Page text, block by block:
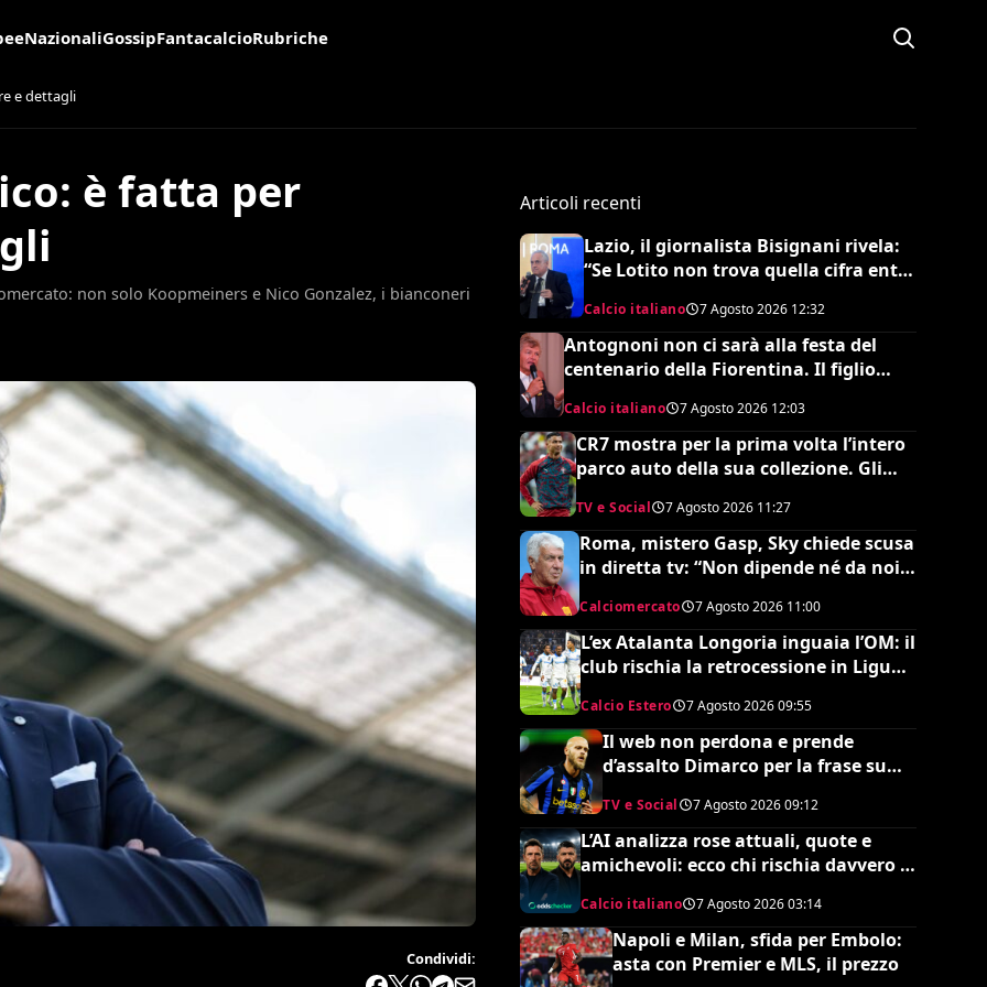
NazionaliGossipFantacalcioRubriche
e dettagli
è fatta per
non solo Koopmeiners e Nico Gonzalez, i bianconeri
Condividi:
Articoli recenti
Lazio, il giornalista Bisignani rivela:
“Se Lotito non trova quella cifra entro
tale data il destino è segnato”
Calcio italiano 7 Agosto 2026 12:32
Antognoni non ci sarà alla festa del
centenario della Fiorentina. Il figlio
scrive una lettera al vetriolo a
Commisso jr. I motivi di questa scelta e
cosa sta succedendo
Calcio italiano 7 Agosto 2026 12:03
CR7 mostra per la prima volta l’intero
parco auto della sua collezione. Gli
esperti stimano il valore complessivo
ed è da urlo
TV e Social 7 Agosto 2026 11:27
Roma, mistero Gasp, Sky chiede scusa
in diretta tv: “Non dipende né da noi
Calciomercato 7 Agosto 2026 11:00
L’ex Atalanta Longoria inguaia l’OM: il
club rischia la retrocessione in Ligue 2
Calcio Estero 7 Agosto 202609:55
Il web non perdona e prende
d’assalto Dimarco per la frase su
TV e Social 7 Agosto 2026 09:12
L’AI analizza rose attuali, quote e
amichevoli: ecco chi rischia davvero di
un’insospettabile
Calcio italiano 7 Agosto 202603:14
Napoli e Milan, sfida per Embolo:
asta con Premier e MLS, il prezzo